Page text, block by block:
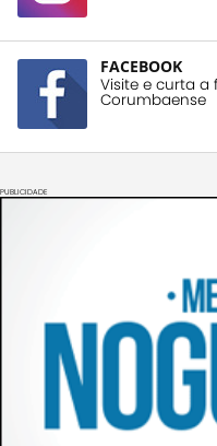
FACEBOOK
Visite e curta a
Corumbaense
PUBLICIDADE